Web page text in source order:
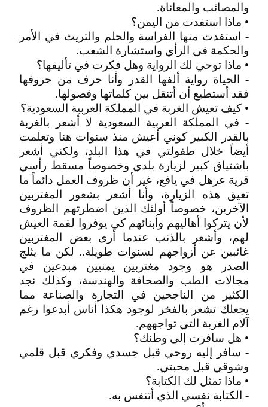
والمصائب والمعاناة.
• ماذا استفدت من اليمن؟
- استفدت منها الفراسة والحلم والتريث في الأمر
والحكمة في الرأي واستشارة الشعب.
• ماذا توحي لك الرواية وهل فكرت في تأليفها؟
- الحياة رواية ألفها القدر وأنا حرف من حروفها
فقد أستطيع أن أتنقل بين كلماتها وفصولها.
• كيف تعيش الغربة في المملكة العربية السعودية؟
- في المملكة العربية السعودية لا أشعر بالغربة
بالقدر الكبير كوني أعيش منذ سنوات هنا وتعلمت
أيضاً خلال طفولتي في هذا البلد، ولكني أشعر
باشتياق كبير لزيارة بلدي وخصوصاً مسقط رأسي
قرية عرهل في يافع، غير أن ظروف العمل دائماً ما
تعيق هذه الزيارة، وأنا أشعر بشعور المغتربين
الآخرين، خصوصاً أولئك الذين اضطرتهم الظروف
لأن يتركوا أهاليهم وأبنائهم كي يوفروا لقمة العيش
لهم، وأشعر بالذنب عندما أرى بعض المغتربين
غائبين عن أزواجهم لسنوات طويلة.. لكن ما يثلج
الصدر هو وجود مغتربين يمنيين مبدعين في
مجالات الطب والصحافة والهندسة، وكذلك نجد
الكثير من الناجحين في التجارة والصناعة مما
يجعلك تشعر بالفخر لوجود هكذا أناس أبدعوا رغم
آلام الغربة التي تواجههم.
• هل سافرت إلى وطنك؟
- سافر إليه روحي قبل جسدي وفكري قبل قلمي
وشوقي قبل محبتي.
• ماذا تمثل لك الكتابة؟
- الكتابة نفسي الذي أتنفس به.